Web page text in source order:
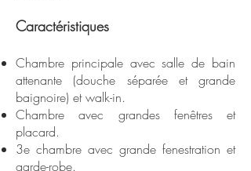
Caractéristiques
Chambre principale avec salle de bain
attenante (douche séparée et grande
baignoire) et walk-in.
Chambre avec grandes fenêtres et
placard.
3e chambre avec grande fenestration et
garde-robe.